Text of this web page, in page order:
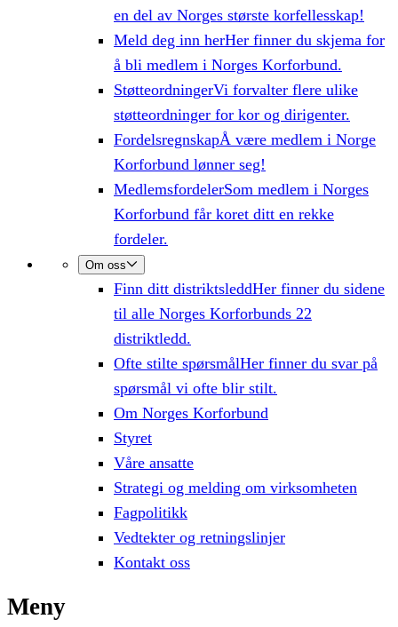
en del av Norges største korfellesskap!
Meld deg inn herHer finner du skjema for
å bli medlem i Norges Korforbund.
StøtteordningerVi forvalter flere ulike
støtteordninger for kor og dirigenter.
FordelsregnskapÅ være medlem i Norge
Korforbund lønner seg!
MedlemsfordelerSom medlem i Norges
Korforbund får koret ditt en rekke
fordeler.
Om oss
Finn ditt distriktsleddHer finner du sidene
til alle Norges Korforbunds 22
distriktledd.
Ofte stilte spørsmålHer finner du svar på
spørsmål vi ofte blir stilt.
Om Norges Korforbund
Styret
Våre ansatte
Strategi og melding om virksomheten
Fagpolitikk
Vedtekter og retningslinjer
Kontakt oss
Meny